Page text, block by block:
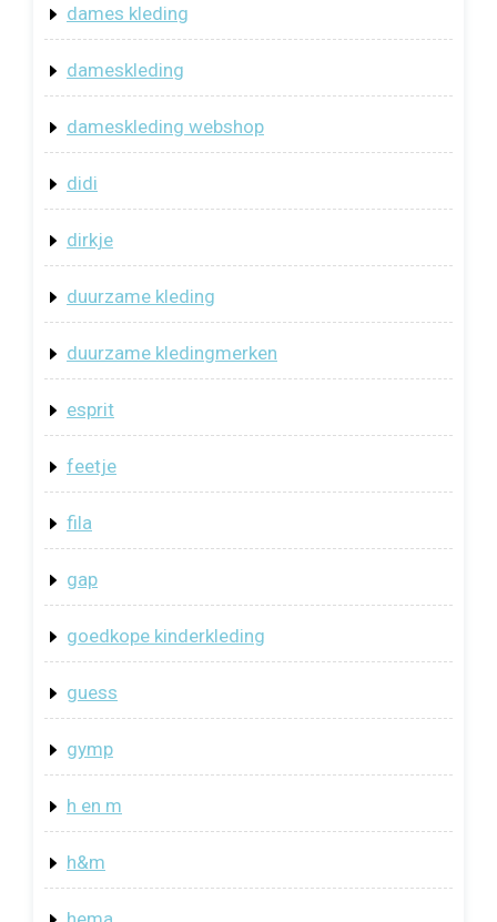
dames kleding
dameskleding
dameskleding webshop
didi
dirkje
duurzame kleding
duurzame kledingmerken
esprit
feetje
fila
gap
goedkope kinderkleding
guess
gymp
h en m
h&m